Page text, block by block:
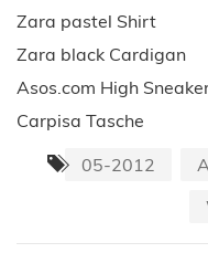
Zara pastel Shirt
Zara black Cardigan
Asos.com High
Carpisa Tasche
05-2012